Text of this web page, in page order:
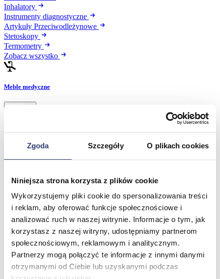
Zgoda Szczegóły O plikach cookies
Niniejsza strona korzysta z plików cookie
Wykorzystujemy pliki cookie do spersonalizowania treści
i reklam, aby oferować funkcje społecznościowe i
analizować ruch w naszej witrynie. Informacje o tym, jak
korzystasz z naszej witryny, udostępniamy partnerom
społecznościowym, reklamowym i analitycznym.
Partnerzy mogą połączyć te informacje z innymi danymi
otrzymanymi od Ciebie lub uzyskanymi podczas
Inhalatory
Instrumenty diagnostyczne
Artykuły Przeciwodleżynowe
Stetoskopy
Termometry
Zobacz wszystko
Meble medyczne
Parawany
Zobacz wszystko
Spa & Wellness
Wróć
Fotele do masażu
Urządzenia
Zdrowie i uroda
Zobacz wszystko